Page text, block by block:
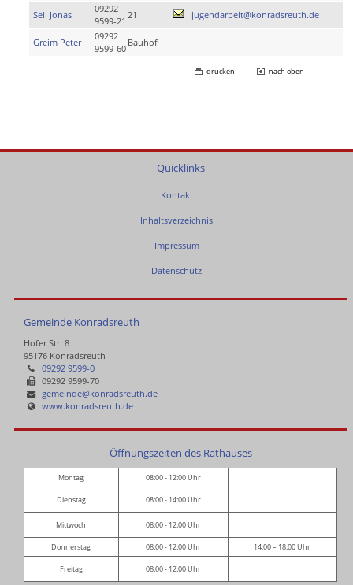
Sell Jonas
09292
9599-21
21 jugendarbeit@konradsreuth.de
Greim Peter
09292
9599-60
Bauhof
drucken nach oben
Quicklinks
Kontakt
Inhaltsverzeichnis
Impressum
Datenschutz
Gemeinde Konradsreuth
Hofer Str. 8
95176 Konradsreuth
09292 9599-0
09292 9599-70
gemeinde@konradsreuth.de
www.konradsreuth.de
Öffnungszeiten des Rathauses
Montag 08:00 - 12:00 Uhr
Dienstag 08:00 - 14:00 Uhr
Mittwoch 08:00 - 12:00 Uhr
Donnerstag 08:00 - 12:00 Uhr 14:00 – 18:00 Uhr
Freitag 08:00 - 12:00 Uhr